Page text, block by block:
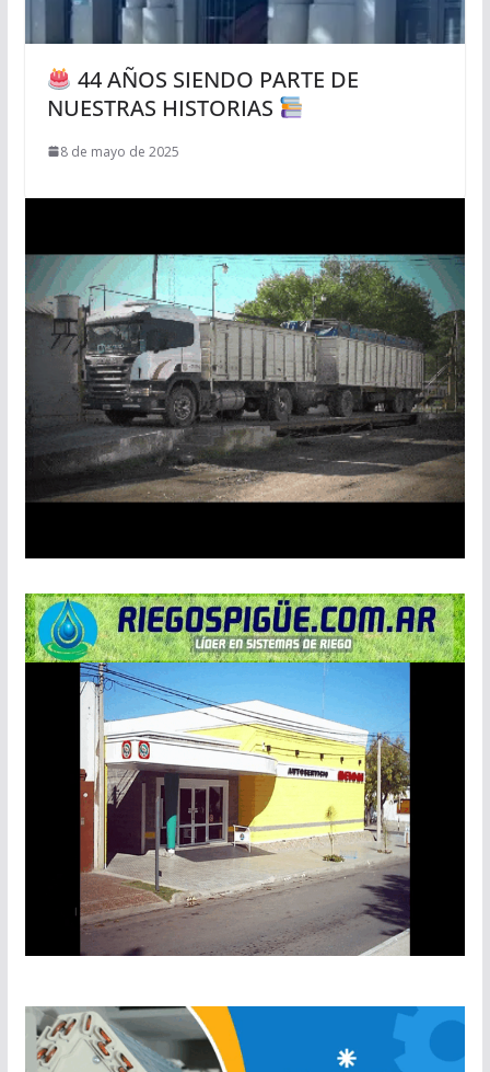
44 AÑOS SIENDO PARTE DE
NUESTRAS HISTORIAS
8 de mayo de 2025